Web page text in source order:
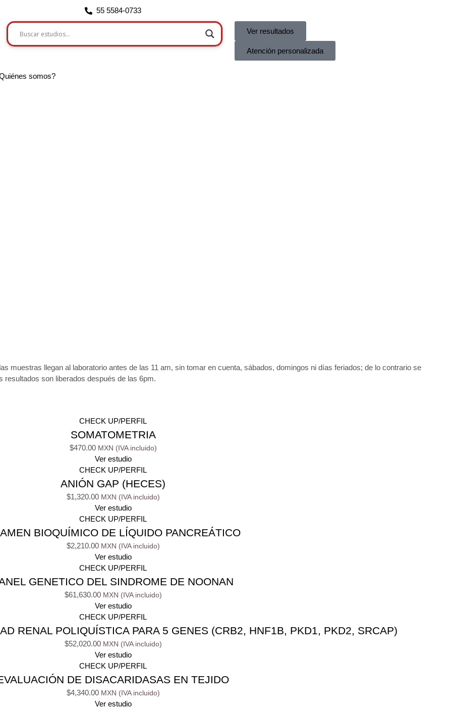
55 5584-0733
Ver resultados
Atención personalizada
somos?
muestras llegan al laboratorio antes de las 11 am, sin tomar en cuenta, sábados, domingos ni días feriados; de lo contrario se
resultados son liberados después de las 6pm.
CHECK UP/PERFIL
SOMATOMETRIA
$470.00
Ver estudio
CHECK UP/PERFIL
ANIÓN GAP (HECES)
$1,320.00
Ver estudio
CHECK UP/PERFIL
BIOQUÍMICO DE LÍQUIDO PANCREÁTICO
$2,210.00
Ver estudio
CHECK UP/PERFIL
GENETICO DEL SINDROME DE NOONAN
$61,630.00
Ver estudio
CHECK UP/PERFIL
RENAL POLIQUÍSTICA PARA 5 GENES (CRB2, HNF1B, PKD1, PKD2, SRCAP)
$52,020.00
Ver estudio
CHECK UP/PERFIL
DE DISACARIDASAS EN TEJIDO
$4,340.00
Ver estudio